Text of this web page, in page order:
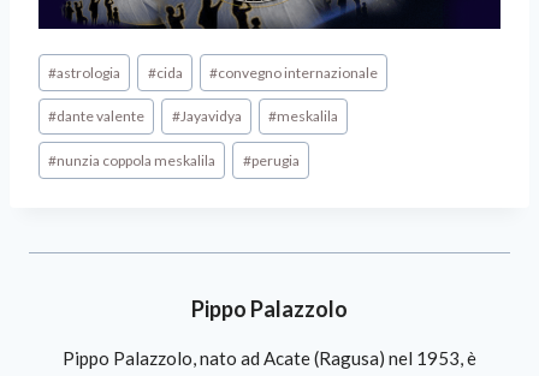
#astrologia #cida #convegno internazionale
#dante valente #Jayavidya #meskalila
#nunzia coppola meskalila #perugia
Pippo Palazzolo
Pippo Palazzolo, nato ad Acate (Ragusa) nel 1953, è